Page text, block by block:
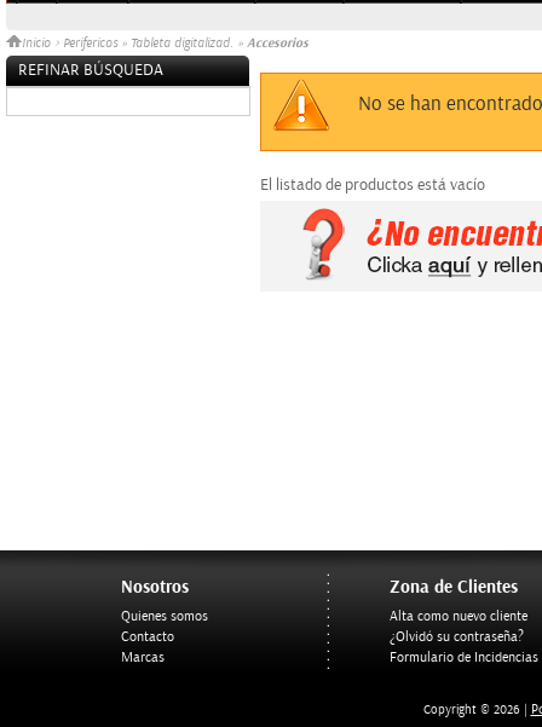
Inicio > Perifericos » Tableta digitalizad. » Accesorios
REFINAR BÚSQUEDA
No se han
El listado de productos está vacío
Nosotros
Quienes somos
Contacto
Marcas
Zona de Clientes
Alta como nuevo cliente
¿Olvidó su contraseña?
Formulario de Incidencias
Copyright © 2026 |